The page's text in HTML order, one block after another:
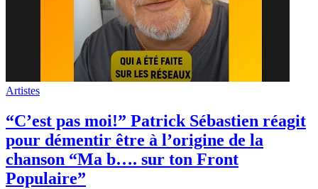
Artistes
“C’est pas moi!” Patrick Sébastien réagit
pour démentir être à l’origine de la
chanson “Ma b…. sur ton Front
Populaire”